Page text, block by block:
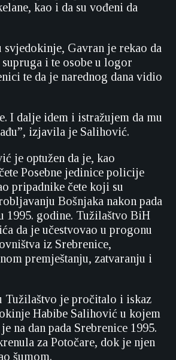
kao i da su vođeni da
svjedokinje, Gavran je rekao da
i te osobe u logor
te da je narednog dana vidio
I dalje idem i istražujem da mu
izjavila je Salihović.
je optužen da je, kao
Posebne jedinice policije
pripadnike čete koji su
Bošnjaka nakon pada
1995. godine. Tužilaštvo BiH
da je učestvovao u progonu
iz Srebrenice,
premještanju, zatvaranju i
Tužilaštvo je pročitalo i iskaz
Habibe Salihović u kojem
na dan pada Srebrenice 1995.
za Potočare, dok je njen
šumom.